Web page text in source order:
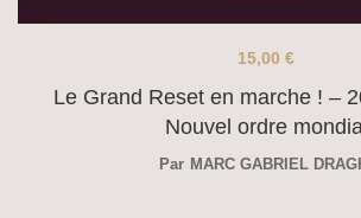
Le Grand Reset en marche ! –
Nouvel ordre
15,00 €
Par MARC GABRIEL